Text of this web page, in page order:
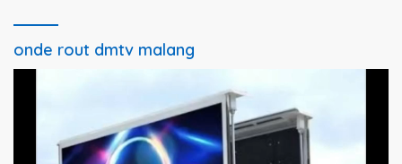
onde rout dmtv malang